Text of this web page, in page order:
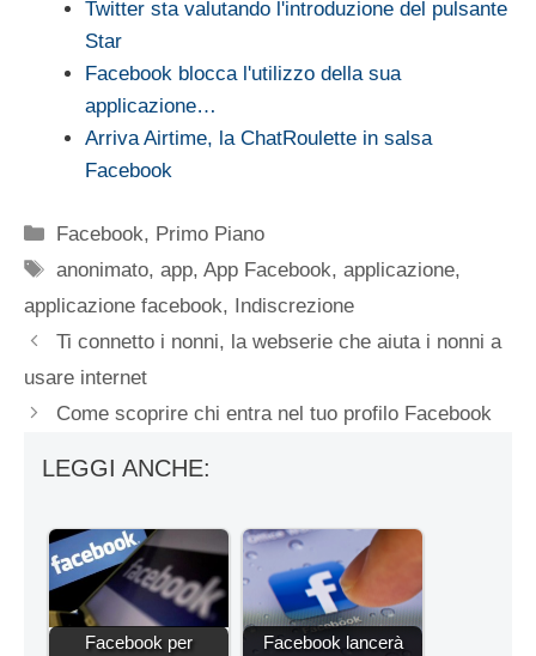
Twitter sta valutando l'introduzione del pulsante
Star
Facebook blocca l'utilizzo della sua
applicazione…
Arriva Airtime, la ChatRoulette in salsa
Facebook
Categorie
Facebook, Primo Piano
Tag
anonimato,app,App Facebook,applicazione,
applicazione facebook, Indiscrezione
Ti connetto i nonni, la webserie che aiuta i nonni a
usare internet
Come scoprire chi entra nel tuo profilo Facebook
LEGGI ANCHE:
Facebook per
Facebook lancerà